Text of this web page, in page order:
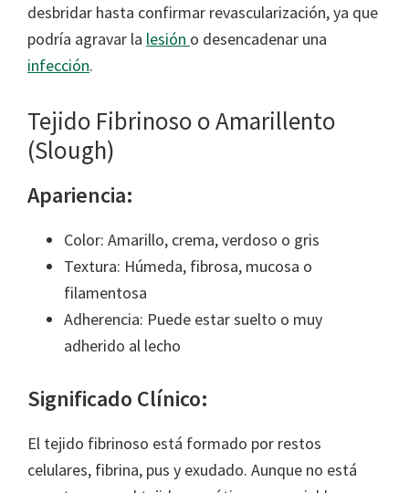
desbridar hasta confirmar revascularización, ya que
podría agravar la lesión o desencadenar una
infección.
Tejido Fibrinoso o Amarillento
(Slough)
Apariencia:
Color: Amarillo, crema, verdoso o gris
Textura: Húmeda, fibrosa, mucosa o
filamentosa
Adherencia: Puede estar suelto o muy
adherido al lecho
Significado Clínico:
El tejido fibrinoso está formado por restos
celulares, fibrina, pus y exudado. Aunque no está